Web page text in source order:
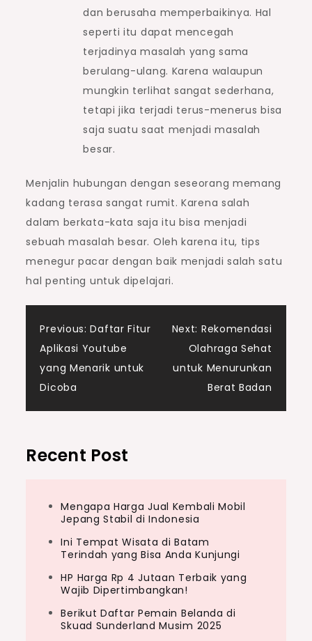
dan berusaha memperbaikinya. Hal
seperti itu dapat mencegah
terjadinya masalah yang sama
berulang-ulang. Karena walaupun
mungkin terlihat sangat sederhana,
tetapi jika terjadi terus-menerus bisa
saja suatu saat menjadi masalah
besar.
Menjalin hubungan dengan seseorang memang
kadang terasa sangat rumit. Karena salah
dalam berkata-kata saja itu bisa menjadi
sebuah masalah besar. Oleh karena itu, tips
menegur pacar dengan baik menjadi salah satu
hal penting untuk dipelajari.
Post
navigation
Previous: Daftar Fitur
Aplikasi Youtube
yang Menarik untuk
Dicoba
Next: Rekomendasi
Olahraga Sehat
untuk Menurunkan
Berat Badan
Recent Post
Mengapa Harga Jual Kembali Mobil
Jepang Stabil di Indonesia
Ini Tempat Wisata di Batam
Terindah yang Bisa Anda Kunjungi
HP Harga Rp 4 Jutaan Terbaik yang
Wajib Dipertimbangkan!
Berikut Daftar Pemain Belanda di
Skuad Sunderland Musim 2025